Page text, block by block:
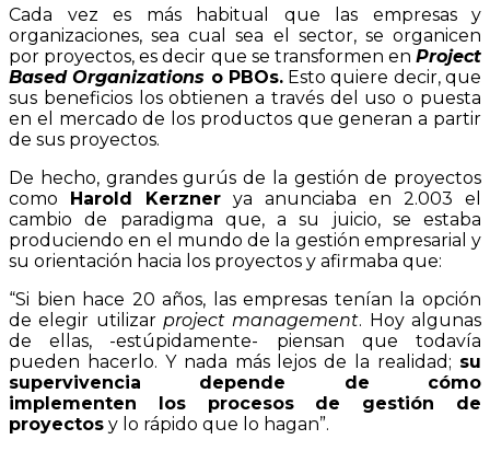
Cada vez es más habitual que las empresas y
organizaciones, sea cual sea el sector, se organicen
por proyectos, es decir que se transformen en Project
Based Organizations o PBOs.Esto quiere decir, que
sus beneficios los obtienen a través del uso o puesta
en el mercado de los productos que generan a partir
de sus proyectos.
De hecho, grandes gurús de la gestión de proyectos
como Harold Kerzner ya anunciaba en 2.003 el
cambio de paradigma que, a su juicio, se estaba
produciendo en el mundo de la gestión empresarial y
su orientación hacia los proyectos y afirmaba que:
“Si bien hace 20 años, las empresas tenían la opción
de elegir utilizar project management. Hoy algunas
de ellas, -estúpidamente- piensan que todavía
pueden hacerlo. Y nada más lejos de la realidad; su
supervivencia depende de cómo
implementen los procesos de gestión de
proyectos y lo rápido que lo hagan”.